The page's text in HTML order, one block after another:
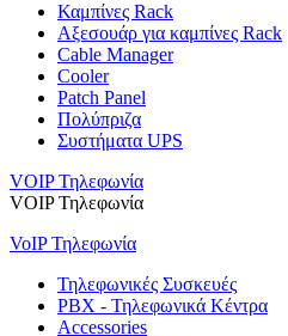
Καμπίνες Rack
Αξεσουάρ για καμπίνες Rack
Cable Manager
Cooler
Patch Panel
Πολύπριζα
Συστήματα UPS
VOIP Τηλεφωνία
VOIP Τηλεφωνία
VoIP Τηλεφωνία
Τηλεφωνικές Συσκευές
PBX - Τηλεφωνικά Κέντρα
Accessories